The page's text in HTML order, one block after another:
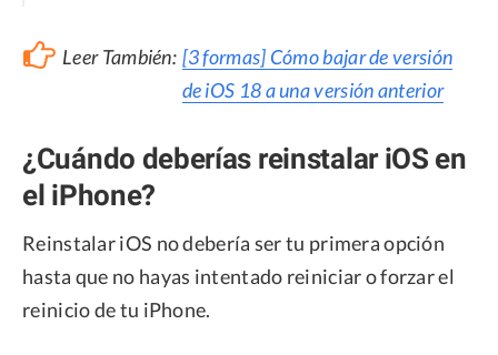
Leer También: [3 formas] Cómo bajar de versión
de iOS 18 a una versión anterior
¿Cuándo deberías reinstalar iOS en
el iPhone?
Reinstalar iOS no debería ser tu primera opción
hasta que no hayas intentado reiniciar o forzar el
reinicio de tu iPhone.